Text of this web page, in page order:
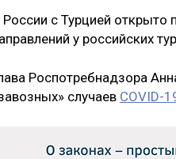
с Турцией
у российских
Роспотребнадзора
случаев COVID-